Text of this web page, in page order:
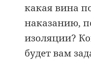
какая вина
наказанию,
изоляции?
будет вам